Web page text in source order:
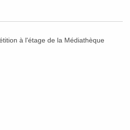
à l'étage de la Médiathèque